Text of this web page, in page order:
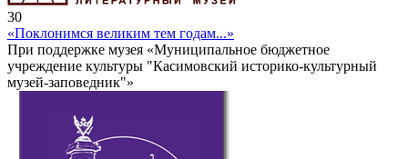
30
«Поклонимся великим тем годам...»
При поддержке музея «Муниципальное бюджетное
учреждение культуры "Касимовский историко-культурный
музей-заповедник"»